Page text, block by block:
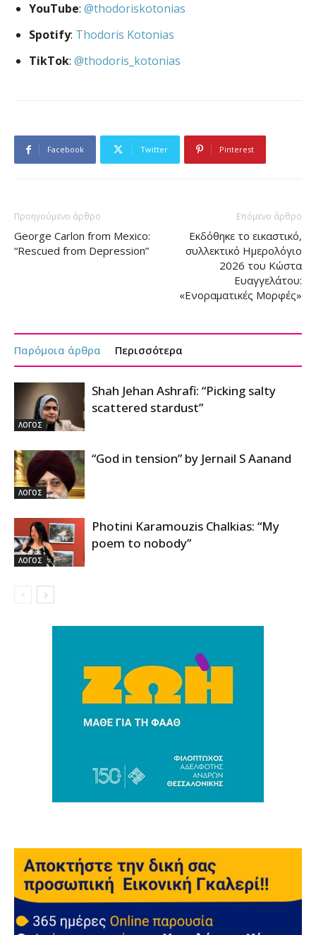
YouTube: @thodoriskotonias
Spotify: Thodoris Kotonias
TikTok: @thodoris_kotonias
Facebook Twitter Pinterest
Προηγούμενο άρθρο
George Carlon from Mexico:
“Rescued from Depression”
Επόμενο άρθρο
Εκδόθηκε το εικαστικό,
συλλεκτικό Ημερολόγιο
2026 του Κώστα
Ευαγγελάτου:
«Ενοραματικές Μορφές»
Παρόμοια άρθρα Περισσότερα
ΛΟΓΟΣ
Shah Jehan Ashrafi: “Picking salty
scattered stardust”
ΛΟΓΟΣ
“God in tension” by Jernail S Aanand
ΛΟΓΟΣ
Photini Karamouzis Chalkias: “My
poem to nobody”